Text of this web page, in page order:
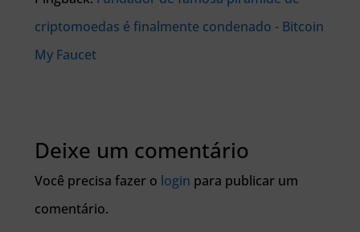
criptomoedas é finalmente condenado - Bitcoin
My Faucet
Deixe um comentário
Você precisa fazer o login para publicar um
comentário.